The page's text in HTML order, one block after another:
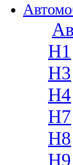
H1
H3
H4
H7
H8
H9